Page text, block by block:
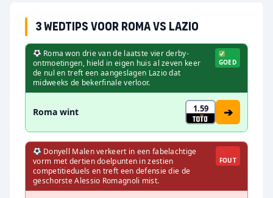
3 wedtips voor Roma vs Lazio
Roma won drie van de laatste vier derby-
ontmoetingen, hield in eigen huis al zeven keer
de nul en treft een aangeslagen Lazio dat
midweeks de bekerfinale verloor.
GOED
Roma wint 1.59 ➔
Donyell Malen verkeert in een fabelachtige
vorm met dertien doelpunten in zestien
competitieduels en treft een defensie die de
geschorste Alessio Romagnoli mist.
FOUT